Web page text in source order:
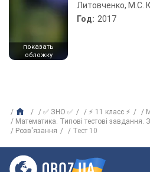
показать
обложку
Литовченко, М.С.
Год: 2017
✅ ЗНО ✅ ⚡ 11 класс ⚡
Математика. Типові тестові
Розв'язання
Тест 10